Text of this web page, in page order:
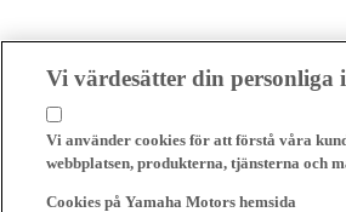
Vi värdesätter din personliga
Vi använder cookies för att förstå våra
webbplatsen, produkterna, tjänsterna och
Cookies på Yamaha Motors hemsida